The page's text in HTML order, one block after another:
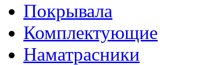
Покрывала
Комплектующие
Наматрасники